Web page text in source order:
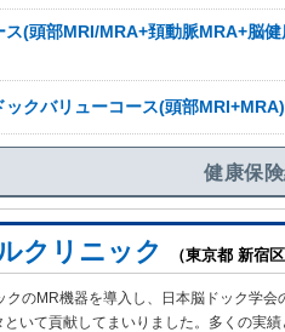
ス(頭部MRI/MRA+頚動脈MRA+脳
ックバリューコース(頭部MRI+MRA)
健康保
クリニック （東京都 新宿区
クのMR機器を導入し、日本脳ドック学
といて貢献してまいりました。多くの実